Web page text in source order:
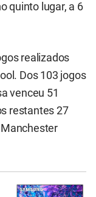
quinto lugar, a 6
realizados
Dos 103 jogos
venceu 51
restantes 27